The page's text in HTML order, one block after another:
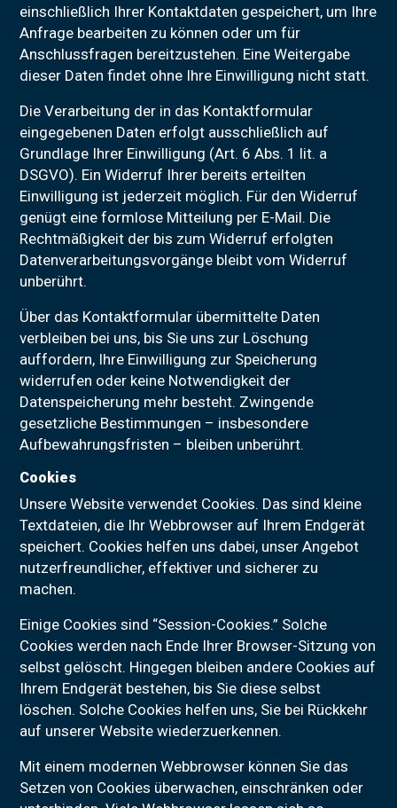
einschließlich Ihrer Kontaktdaten gespeichert, um Ihre
Anfrage bearbeiten zu können oder um für
Anschlussfragen bereitzustehen. Eine Weitergabe
dieser Daten findet ohne Ihre Einwilligung nicht statt.
Die Verarbeitung der in das Kontaktformular
eingegebenen Daten erfolgt ausschließlich auf
Grundlage Ihrer Einwilligung (Art. 6 Abs. 1 lit. a
DSGVO). Ein Widerruf Ihrer bereits erteilten
Einwilligung ist jederzeit möglich. Für den Widerruf
genügt eine formlose Mitteilung per E-Mail. Die
Rechtmäßigkeit der bis zum Widerruf erfolgten
Datenverarbeitungsvorgänge bleibt vom Widerruf
unberührt.
Über das Kontaktformular übermittelte Daten
verbleiben bei uns, bis Sie uns zur Löschung
auffordern, Ihre Einwilligung zur Speicherung
widerrufen oder keine Notwendigkeit der
Datenspeicherung mehr besteht. Zwingende
gesetzliche Bestimmungen – insbesondere
Aufbewahrungsfristen – bleiben unberührt.
Cookies
Unsere Website verwendet Cookies. Das sind kleine
Textdateien, die Ihr Webbrowser auf Ihrem Endgerät
speichert. Cookies helfen uns dabei, unser Angebot
nutzerfreundlicher, effektiver und sicherer zu
machen.
Einige Cookies sind “Session-Cookies.” Solche
Cookies werden nach Ende Ihrer Browser-Sitzung von
selbst gelöscht. Hingegen bleiben andere Cookies auf
Ihrem Endgerät bestehen, bis Sie diese selbst
löschen. Solche Cookies helfen uns, Sie bei Rückkehr
auf unserer Website wiederzuerkennen.
Mit einem modernen Webbrowser können Sie das
Setzen von Cookies überwachen, einschränken oder